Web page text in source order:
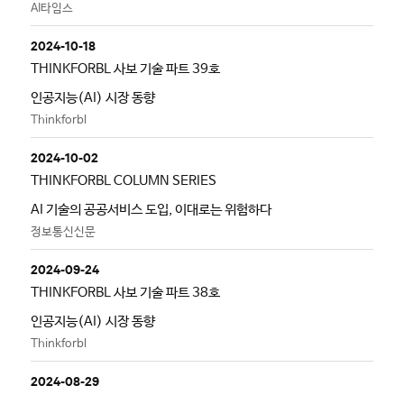
AI타임스
2024-10-18
THINKFORBL 사보 기술 파트 39호
인공지능(AI) 시장 동향
Thinkforbl
2024-10-02
THINKFORBL COLUMN SERIES
AI 기술의 공공서비스 도입, 이대로는 위험하다
정보통신신문
2024-09-24
THINKFORBL 사보 기술 파트 38호
인공지능(AI) 시장 동향
Thinkforbl
2024-08-29